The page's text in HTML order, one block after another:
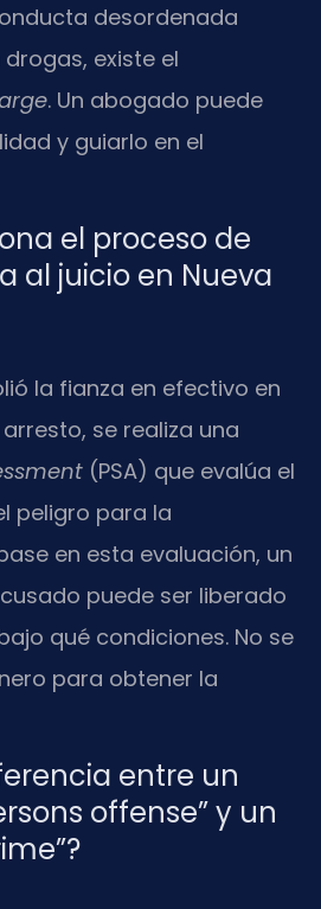
desordenada
existe el
. Un abogado puede
y guiarlo en el
el proceso de
al juicio en Nueva
la fianza en efectivo en
arresto, se realiza una
(PSA) que evalúa el
peligro para la
en esta evaluación, un
puede ser liberado
qué condiciones. No se
para obtener la
entre un
offense” y un